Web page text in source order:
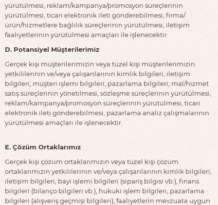
yürütülmesi, reklam/kampanya/promosyon süreçlerinin
yürütülmesi, ticari elektronik ileti gönderebilmesi, firma/
ürün/hizmetlere bağlılık süreçlerinin yürütülmesi, iletişim
faaliyetlerinin yürütülmesi amaçları ile işlenecektir.
D. Potansiyel Müşterilerimiz
Gerçek kişi müşterilerimizin veya tüzel kişi müşterilerimizin
yetkililerinin ve/veya çalışanlarının kimlik bilgileri, iletişim
bilgileri, müşteri işlemi bilgileri, pazarlama bilgileri; mal/hizmet
satış süreçlerinin yönetilmesi, sözleşme süreçlerinin yürütülmesi,
reklam/kampanya/promosyon süreçlerinin yürütülmesi, ticari
elektronik ileti gönderebilmesi, pazarlama analiz çalışmalarının
yürütülmesi amaçları ile işlenecektir.
E. Çözüm Ortaklarımız
Gerçek kişi çözüm ortaklarımızın veya tüzel kişi çözüm
ortaklarımızın yetkililerinin ve/veya çalışanlarının kimlik bilgileri,
iletişim bilgileri, bayi işlemi bilgileri (sipariş bilgisi vb.), finans
bilgileri (bilanço bilgileri vb.), hukuki işlem bilgileri, pazarlama
bilgileri (alışveriş geçmişi bilgileri); faaliyetlerin mevzuata uygun